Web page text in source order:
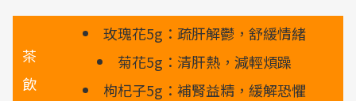
茶
飲
玫瑰花5g：疏肝解鬱，舒緩情緒
菊花5g：清肝熱，減輕煩躁
枸杞子5g：補腎益精，緩解恐懼